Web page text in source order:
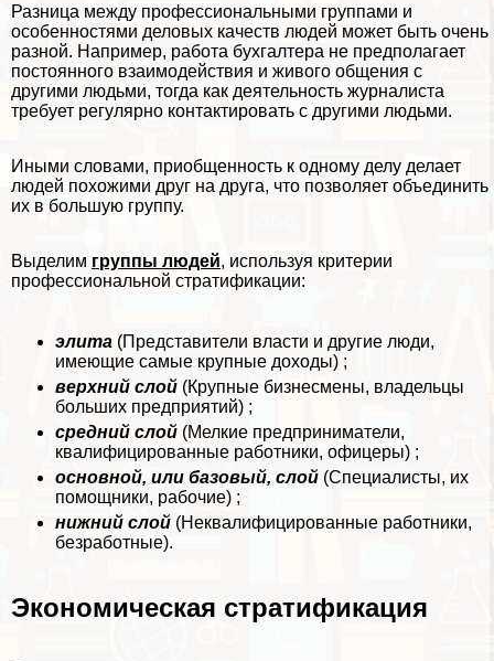
Разница между профессиональными группами и
особенностями деловых качеств людей может быть очень
разной. Например, работа бухгалтера не предполагает
постоянного взаимодействия и живого общения с
другими людьми, тогда как деятельность журналиста
требует регулярно контактировать с другими людьми.
Иными словами, приобщенность к одному делу делает
людей похожими друг на друга, что позволяет объединить
их в большую группу.
Выделим группы людей, используя критерии
профессиональной стратификации:
элита (Представители власти и другие люди,
имеющие самые крупные доходы) ;
верхний слой (Крупные бизнесмены, владельцы
больших предприятий) ;
средний слой (Мелкие предприниматели,
квалифицированные работники, офицеры) ;
основной, или базовый, слой (Специалисты, их
помощники, рабочие) ;
нижний слой (Неквалифицированные работники,
безработные).
Экономическая стратификация